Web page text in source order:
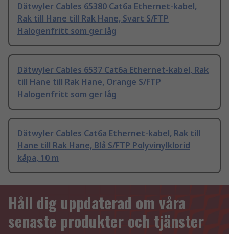
Dätwyler Cables 65380 Cat6a Ethernet-kabel,
Rak till Hane till Rak Hane, Svart S/FTP
Halogenfritt som ger låg
Dätwyler Cables 6537 Cat6a Ethernet-kabel, Rak
till Hane till Rak Hane, Orange S/FTP
Halogenfritt som ger låg
Dätwyler Cables Cat6a Ethernet-kabel, Rak till
Hane till Rak Hane, Blå S/FTP Polyvinylklorid
kåpa, 10 m
Håll dig uppdaterad om våra
senaste produkter och tjänster